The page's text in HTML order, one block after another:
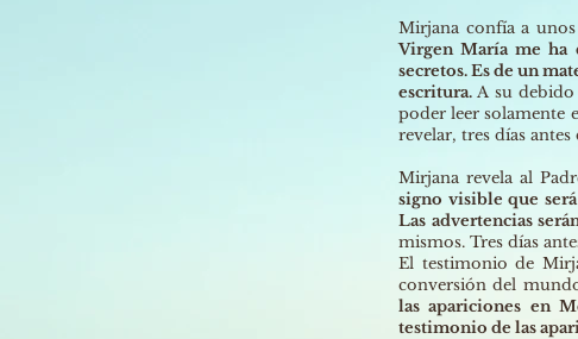
Mirjana confía a
Virgen María me ha
secretos. Es de un
escritura.A su
poder leer solamente
revelar, tres días antes
Mirjana revela al
signo visible que
Las advertencias
mismos. Tres días
El testimonio de
conversión del
las apariciones en
testimonio de las